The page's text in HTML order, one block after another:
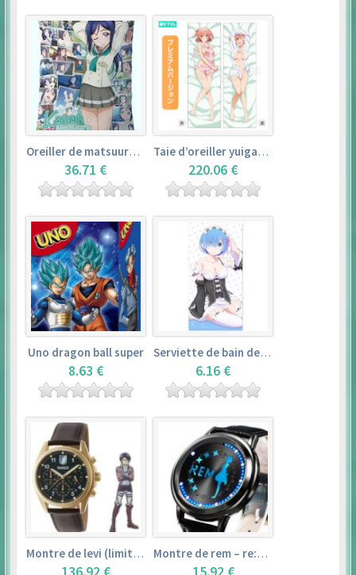
Oreiller de matsuura kanan (35cm×53cm) – love live! sunshine!!
36.71 €
Taie d’oreiller yuigahama yui (50cm×150cm) – yahari ore no seishun love comedy wa machigatteiru. zoku
220.06 €
Uno dragon ball super
8.63 €
Serviette de bain de rem (120×60cm) – re:zero kara hajimeru isekai seikatsu
6.16 €
Montre de levi (limited edition) – shingeki no kyojin Montre de rem – re:zero kara hajimeru isekai seikatsu